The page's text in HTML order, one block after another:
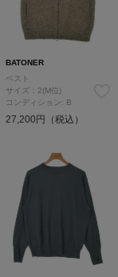
BATONER
ベスト
サイズ：2(M位)
コンディション: B
27,200円（税込）